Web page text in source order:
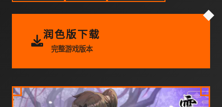
润色版下载
完整游戏版本